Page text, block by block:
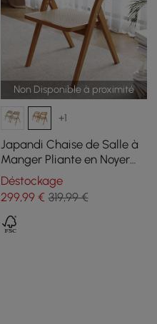
Non Disponible à proximité
+1
Japandi Chaise de Salle à
Manger Pliante en Noyer
(Lot de 2) Chaise d'appoint
en Rotin et Bois Massif
Déstockage
299,99€ 319,99 €